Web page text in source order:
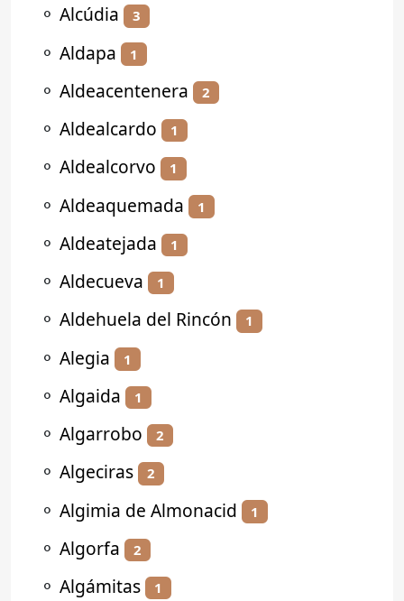
⚬ Alcúdia 3
⚬ Aldapa 1
⚬ Aldeacentenera 2
⚬ Aldealcardo 1
⚬ Aldealcorvo 1
⚬ Aldeaquemada 1
⚬ Aldeatejada 1
⚬ Aldecueva 1
⚬ Aldehuela del Rincón 1
⚬ Alegia 1
⚬ Algaida 1
⚬ Algarrobo 2
⚬ Algeciras 2
⚬ Algimia de Almonacid 1
⚬ Algorfa 2
⚬ Algámitas 1